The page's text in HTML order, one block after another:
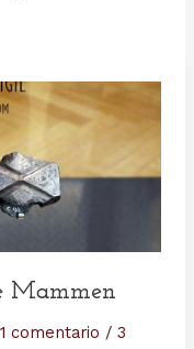
Mammen
1 comentario / 3